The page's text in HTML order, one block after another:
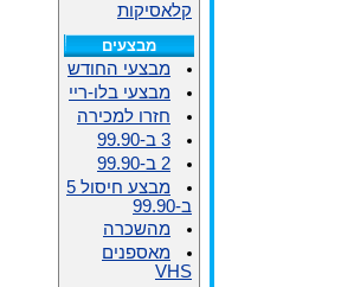
קלאסיקות
מבצעים
מבצעי החודש
מבצעי בלו-ריי
חזרו למכירה
3 ב-99.90
2 ב-99.90
מבצע חיסול 5
ב-99.90
מהשכרה
מאספנים
VHS